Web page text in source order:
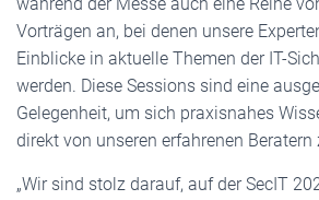
Vorträgen an, bei denen unsere
Einblicke in aktuelle Themen der IT-
werden. Diese Sessions sind eine
Gelegenheit, um sich praxisnahes
direkt von unseren erfahrenen Beratern
„Wir sind stolz darauf, auf der SecIT